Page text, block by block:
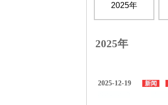
2025年
2025年
2025-12-19 新闻